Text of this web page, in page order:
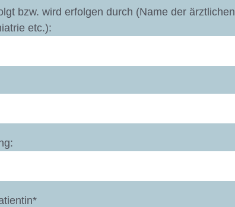
bzw. wird erfolgen durch (Name der ärztlichen
etc.):